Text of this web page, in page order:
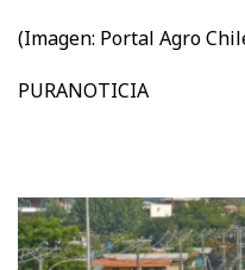
(Imagen: Portal Agro
PURANOTICIA